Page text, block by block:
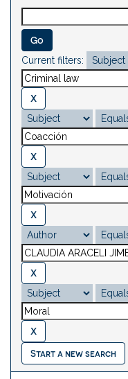
Current filters:
Start a new search